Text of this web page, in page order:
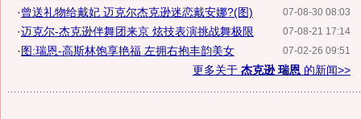
07-08-30 08:03
·曾送礼物给戴妃 迈克尔杰克逊迷恋戴安娜?(图)
07-08-21 17:14
·迈克尔-杰克逊伴舞团来京 炫技表演挑战舞极限
07-02-26 09:51
·图:瑞恩-高斯林饱享艳福 左拥右抱丰韵美女
更多关于 杰克逊 瑞恩 的新闻>>